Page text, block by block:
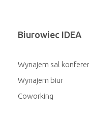
Biurowiec IDEA
Wynajem sal
Wynajem biur
Coworking